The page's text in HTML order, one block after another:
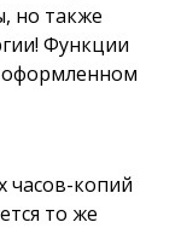
но также
Функции
оформленном
часов-копий
то же